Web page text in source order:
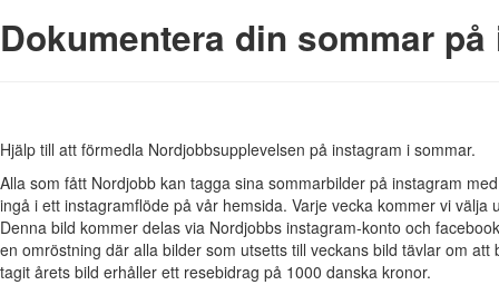
Dokumentera din sommar
Hjälp till att förmedla Nordjobbsupplevelsen på instagram i sommar.
Alla som fått Nordjobb kan tagga sina sommarbilder på instagram
ingå i ett instagramflöde på vår hemsida. Varje vecka kommer vi välja
Denna bild kommer delas via Nordjobbs instagram-konto och
en omröstning där alla bilder som utsetts till veckans bild tävlar om
tagit årets bild erhåller ett resebidrag på 1000 danska kronor.